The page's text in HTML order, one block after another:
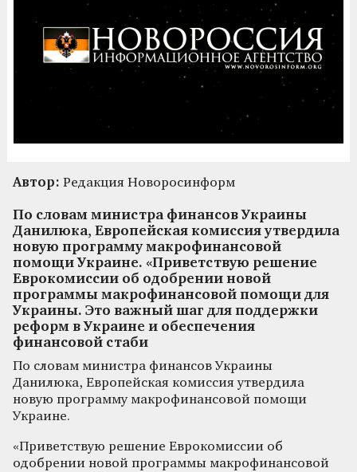
Автор: Редакция Новоросинформ
По словам министра финансов Украины
Данилюка, Европейская комиссия утвердила
новую программу макрофинансовой
помощи Украине. «Приветствую решение
Еврокомиссии об одобрении новой
программы макрофинансовой помощи для
Украины. Это важный шаг для поддержки
реформ в Украине и обеспечения
финансовой стаби
По словам министра финансов Украины
Данилюка, Европейская комиссия утвердила
новую программу макрофинансовой помощи
Украине.
«Приветствую решение Еврокомиссии об
одобрении новой программы макрофинансовой